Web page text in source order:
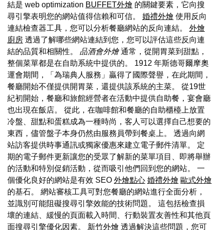
結是 web optimization BUFFET外燴 的關鍵要素，它向搜
尋引擎表明您的網站值得信賴和可信。 婚禮外燴 使用反向
連結檢查器工具，您可以分析餐廳網站的反向連結。 外燴
廚房 透過了解哪些網站連結到您，您可以評估這些反向連
結的品質和相關性。 品酒會外燴通常，從開胃菜到甜點，
整個菜單都是在自助系統中提供的。 1912 年斯德哥爾摩奧
運會期間，「為瑞典人服務」贏得了國際聲譽，在此期間，
餐廳開始不僅提供開胃菜，還提供該系統的主菜。 從19世
紀初開始，餐廳和旅館經營者在活動中提供自助餐，宴會廳
也出現在飯店。 從此，在咖啡館和餐廳的自助櫃檯上放置
冷盤、甜點和蛋糕成為一種時尚，客人可以選擇自己想要的
東西，儘管盤子本身仍然由服務員帶到餐桌上。 透過向網
站訪客提供時事通訊或獨家優惠來建立電子郵件清單。 定
期的電子郵件更新讓您的受眾了解新的菜單項目、即將舉辦
的活動和特別促銷活動，從而吸引他們回到您的網站。 一
個優化良好的網站是有效 SEO 外燴點心 婚禮外燴 歐式外燴
的基石。 網站審核工具可對您餐廳的網站進行全面分析，
並識別可能阻礙搜尋引擎效能的技術問題。 這包括檢查損
壞的連結、緩慢的頁面載入時間、行動裝置友善性和其他頁
面搜尋引擎優化因素。 新竹外燴 透過解決這些問題，您可